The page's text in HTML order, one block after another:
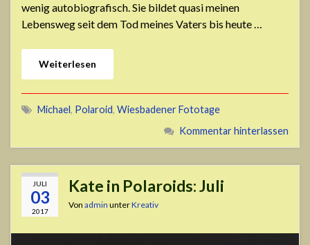
wenig autobiografisch. Sie bildet quasi meinen
Lebensweg seit dem Tod meines Vaters bis heute …
Weiterlesen
Michael, Polaroid, Wiesbadener Fototage
Kommentar hinterlassen
JULI
03
2017
Kate in Polaroids: Juli
Von admin unterKreativ